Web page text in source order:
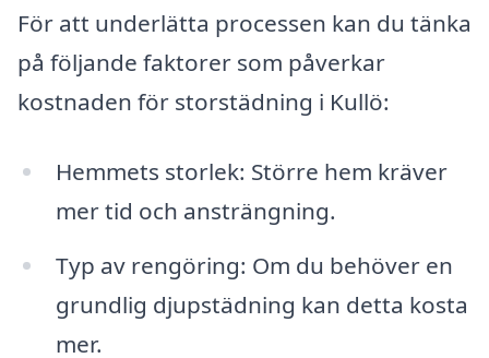
För att underlätta processen kan du tänka
på följande faktorer som påverkar
kostnaden för storstädning i Kullö:
Hemmets storlek: Större hem kräver
mer tid och ansträngning.
Typ av rengöring: Om du behöver en
grundlig djupstädning kan detta kosta
mer.